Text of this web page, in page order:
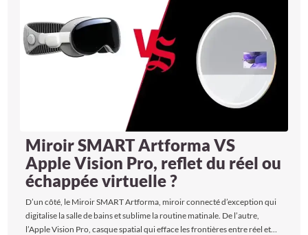
Miroir SMART Artforma VS
Apple Vision Pro, reflet du réel ou
échappée virtuelle ?
D’un côté, le Miroir SMART Artforma, miroir connecté d’exception qui
digitalise la salle de bains et sublime la routine matinale. De l’autre,
l’Apple Vision Pro, casque spatial qui efface les frontières entre réel et